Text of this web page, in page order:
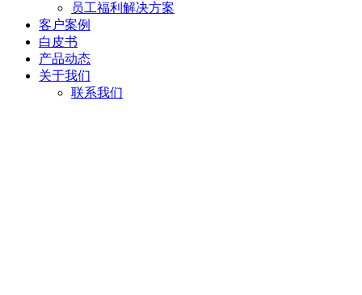
员工福利解决方案
客户案例
白皮书
产品动态
关于我们
联系我们